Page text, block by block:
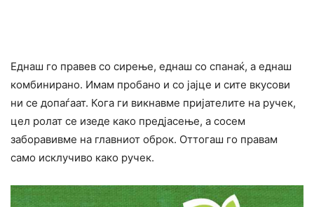
Еднаш го правев со сирење, еднаш со спанаќ, а еднаш
комбинирано. Имам пробано и со јајце и сите вкусови
ни се допаѓаат. Кога ги викнавме пријателите на ручек,
цел ролат се изеде како предјасење, а сосем
заборавивме на главниот оброк. Оттогаш го правам
само исклучиво како ручек.